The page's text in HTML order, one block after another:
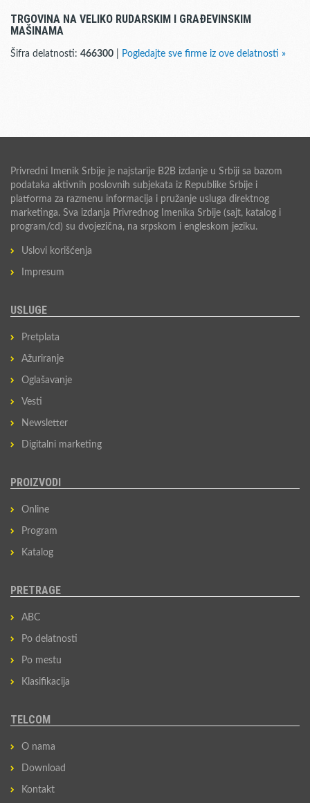
TRGOVINA NA VELIKO RUDARSKIM I GRAĐEVINSKIM
MAŠINAMA
Šifra delatnosti: 466300 Pogledajte sve firme iz ove delatnosti »
Privredni Imenik Srbije je najstarije B2B izdanje u Srbiji sa bazom
podataka aktivnih poslovnih subjekata iz Republike Srbije i
platforma za razmenu informacija i pružanje usluga direktnog
marketinga. Sva izdanja Privrednog Imenika Srbije (sajt, katalog i
program/cd) su dvojezična, na srpskom i engleskom jeziku.
Uslovi korišćenja
Impresum
USLUGE
Pretplata
Ažuriranje
Oglašavanje
Vesti
Newsletter
Digitalni marketing
PROIZVODI
Online
Program
Katalog
PRETRAGE
ABC
Po delatnosti
Po mestu
Klasifikacija
TELCOM
O nama
Download
Kontakt